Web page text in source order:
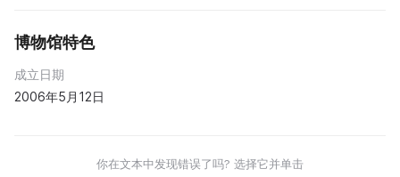
博物馆特色
成立日期
2006年5月12日
你在文本中发现错误了吗? 选择它并单击